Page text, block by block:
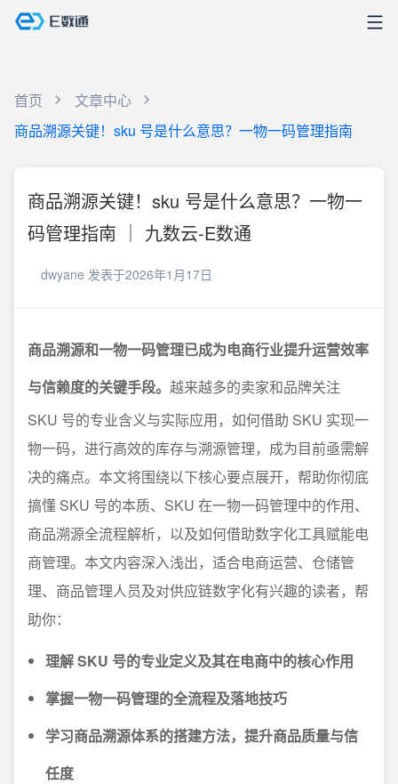
首页
文章中心
商品溯源关键！sku 号是什么意思？一物一码管理指南
商品溯源关键！sku 号是什么意思？一物一
码管理指南 ｜ 九数云-E数通
dwyane 发表于2026年1月17日
商品溯源和一物一码管理已成为电商行业提升运营效率
与信赖度的关键手段。 越来越多的卖家和品牌关注
SKU 号的专业含义与实际应用，如何借助 SKU 实现一
物一码，进行高效的库存与溯源管理，成为目前亟需解
决的痛点。本文将围绕以下核心要点展开，帮助你彻底
搞懂 SKU 号的本质、SKU 在一物一码管理中的作用、
商品溯源全流程解析，以及如何借助数字化工具赋能电
商管理。本文内容深入浅出，适合电商运营、仓储管
理、商品管理人员及对供应链数字化有兴趣的读者，帮
助你：
理解 SKU 号的专业定义及其在电商中的核心作用
掌握一物一码管理的全流程及落地技巧
学习商品溯源体系的搭建方法，提升商品质量与信
任度